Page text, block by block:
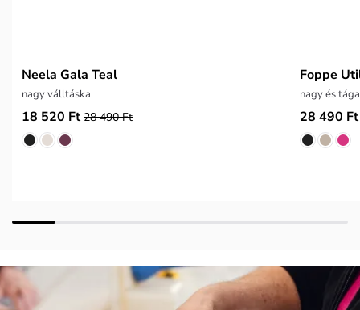
Neela Gala Teal
nagy válltáska
18 520 Ft 28 490 Ft
Foppe
nagy és
28 490 Ft